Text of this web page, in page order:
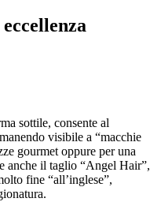
sottile, consente al
visibile a “macchie
gourmet oppure per una
anche il taglio “Angel Hair”,
fine “all’inglese”,